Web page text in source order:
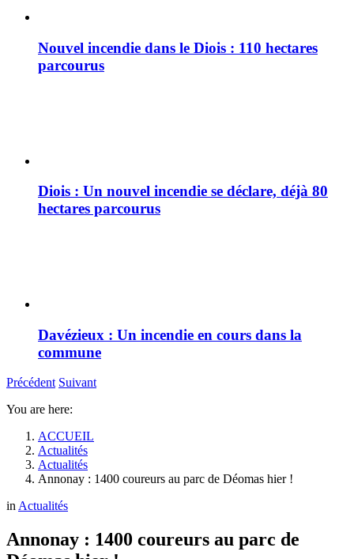
Nouvel incendie dans le Diois : 110 hectares
parcourus
Diois : Un nouvel incendie se déclare, déjà 80
hectares parcourus
Davézieux : Un incendie en cours dans la
commune
Précédent Suivant
You are here:
ACCUEIL
Actualités
Actualités
Annonay : 1400 coureurs au parc de Déomas hier !
inActualités
Annonay : 1400 coureurs au parc de